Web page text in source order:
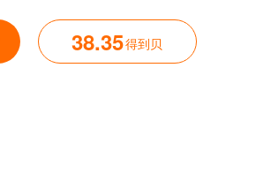
38.35得到贝